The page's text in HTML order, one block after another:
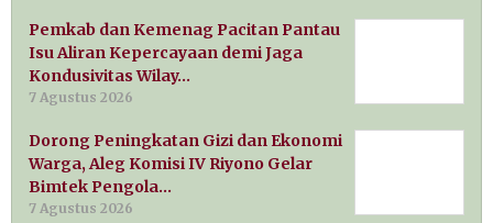
Pemkab dan Kemenag Pacitan Pantau
Isu Aliran Kepercayaan demi Jaga
Kondusivitas Wilay…
7 Agustus 2026
Dorong Peningkatan Gizi dan Ekonomi
Warga, Aleg Komisi IV Riyono Gelar
Bimtek Pengola…
7 Agustus 2026